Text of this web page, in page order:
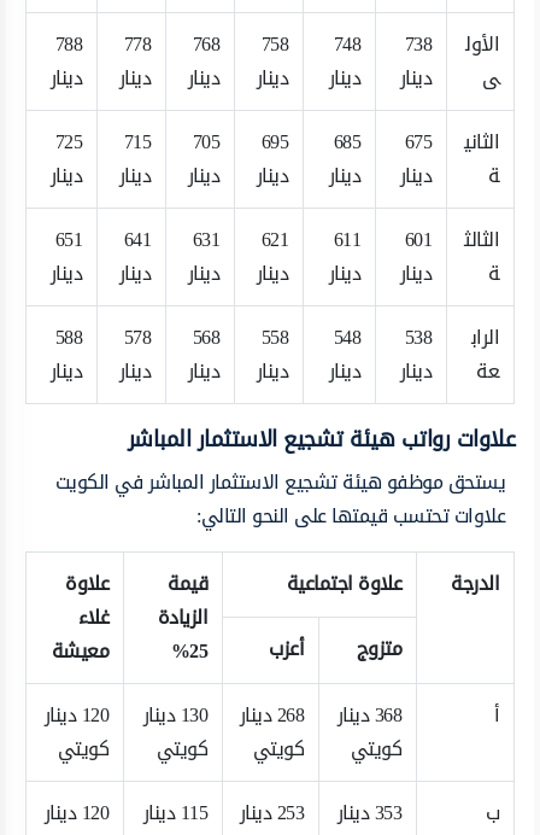
الأول
ى
738
دينار
748
دينار
758
دينار
768
دينار
778
دينار
788
دينار
الثاني
ة
675
دينار
685
دينار
695
دينار
705
دينار
715
دينار
725
دينار
الثالث
ة
601
دينار
611
دينار
621
دينار
631
دينار
641
دينار
651
دينار
الراب
عة
538
دينار
548
دينار
558
دينار
568
دينار
578
دينار
588
دينار
علاوات رواتب هيئة تشجيع الاستثمار المباشر
يستحق موظفو هيئة تشجيع الاستثمار المباشر في الكويت
علاوات تحتسب قيمتها على النحو التالي:
الدرجة
علاوة اجتماعية
قيمة
الزيادة
25
%
علاوة
غلاء
معيشة
متزوج
أعزب
أ
368 دينار
كويتي
268 دينار
كويتي
130 دينار
كويتي
120 دينار
كويتي
ب
353 دينار
253 دينار
115 دينار
120 دينار